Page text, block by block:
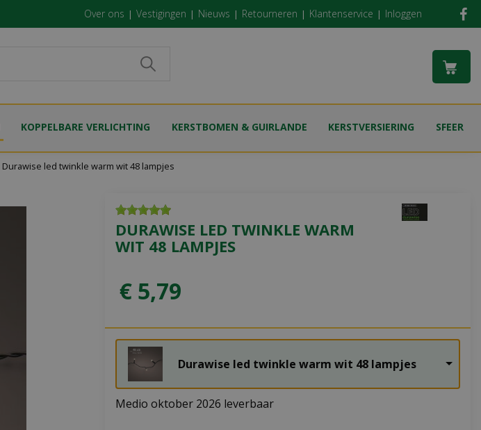
Durawise led twinkle warm wit 48 lampjes
Over ons Vestigingen Nieuws Retourneren Klantenservice Inloggen
KOPPELBARE VERLICHTING KERSTBOMEN & GUIRLANDE KERSTVERSIERING SFEER
DURAWISE LED TWINKLE WARM
WIT 48 LAMPJES
€ 5,79
Durawise led twinkle warm wit 48 lampjes
Medio oktober 2026 leverbaar